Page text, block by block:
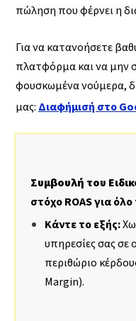
πώληση που φέρνει η
Για να κατανοήσετε
πλατφόρμα και να μην
φουσκωμένα νούμερα,
μας: Διαφήμισή στο
Συμβουλή του
στόχο ROAS για
Κάντε το εξής:
υπηρεσίες σας σε
περιθώριο
Margin).